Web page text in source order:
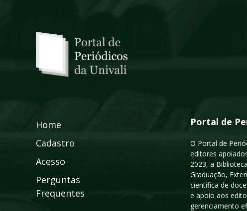
Home
Cadastro
Acesso
Perguntas
Frequentes
Portal de
O Portal de
editores
2023, a
Graduação,
científica de
e apoio aos
gerenciamento